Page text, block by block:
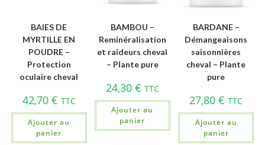
BAIES DE
MYRTILLE EN
POUDRE –
Protection
oculaire cheval
42,70 € TTC
Ajouter au
panier
BAMBOU –
Reminéralisation
et raideurs cheval
– Plante pure
24,30 € TTC
Ajouter au
panier
BARDANE –
Démangeaisons
saisonnières
cheval – Plante
pure
27,80€ TTC
Ajouter au
panier